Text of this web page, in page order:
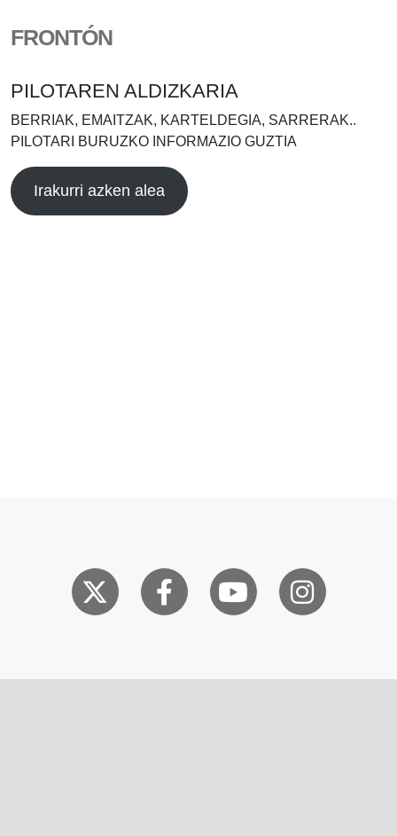
FRONTÓN
PILOTAREN ALDIZKARIA
BERRIAK, EMAITZAK, KARTELDEGIA, SARRERAK..
PILOTARI BURUZKO INFORMAZIO GUZTIA
Irakurri azken alea